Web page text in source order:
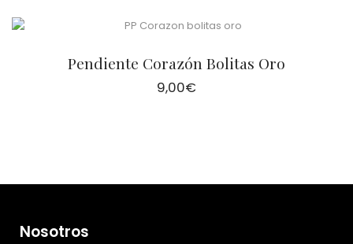
Pendiente Corazón Bolitas Oro
9,00€
Nosotros